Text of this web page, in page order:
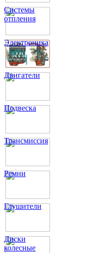
Системы
отпления
Электроника
Двигатели
Подвеска
Трансмиссия
Ремни
Глушители
Диски
колесные